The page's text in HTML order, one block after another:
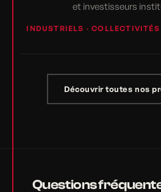
et investisseurs
INDUSTRIELS ·
Découvrir toutes nos
Questions